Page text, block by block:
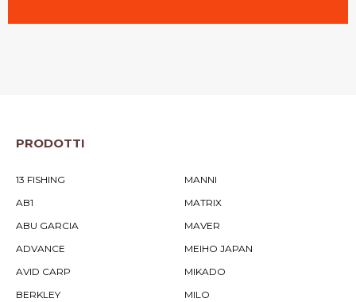
PRODOTTI
13 FISHING
AB1
ABU GARCIA
ADVANCE
AVID CARP
BERKLEY
MANNI
MATRIX
MAVER
MEIHO JAPAN
MIKADO
MILO